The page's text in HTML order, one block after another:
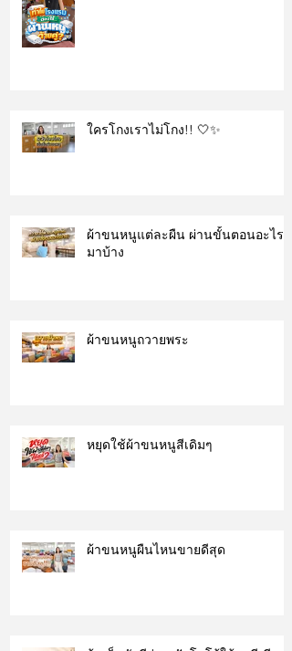
ใครโกงเราไม่โกง!! 🤍✨
ผ้าขนหนูแต่ละผืน ผ่านขั้นตอนอะไร
มาบ้าง
ผ้าขนหนูถวายพระ
หยุดใช้ผ้าขนหนูสีเดิมๆ
ผ้าขนหนูผืนไหนขายดีสุด